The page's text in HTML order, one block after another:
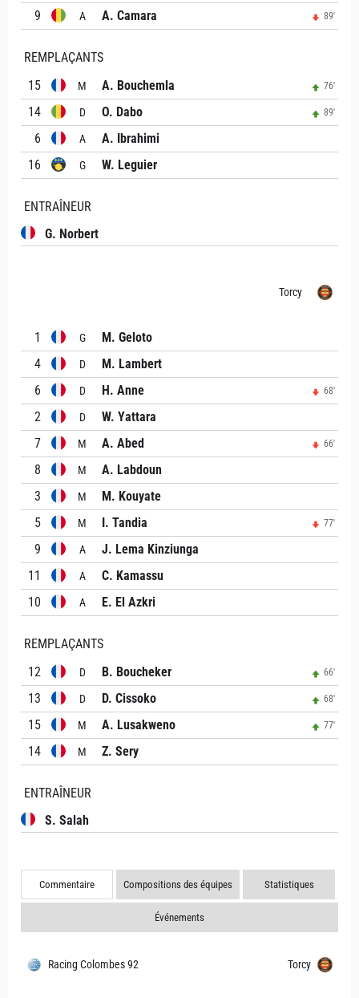
9 A A. Camara 89'
REMPLAÇANTS
15
M A. Bouchemla 76'
14 D O. Dabo 89'
6 A
A. Ibrahimi
16
G W. Leguier
ENTRAÎNEUR
G. Norbert
Torcy
1 G
M. Geloto
4
D
M. Lambert
6
D H. Anne 68'
2 D
W. Yattara
7
M A. Abed 66'
8 M
A. Labdoun
3
M
M. Kouyate
5
M I. Tandia 77'
9 A
J. Lema Kinziunga
11
A
C. Kamassu
10
A E. El Azkri
REMPLAÇANTS
12
D B. Boucheker 66'
13 D D. Cissoko 68'
15 M A. Lusakweno 77'
14 M Z. Sery
ENTRAÎNEUR
S. Salah
Commentaire Compositions des équipes Statistiques
Événements
Racing Colombes 92 Torcy